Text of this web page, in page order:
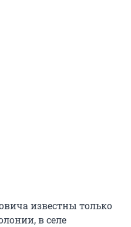
известны только
в селе